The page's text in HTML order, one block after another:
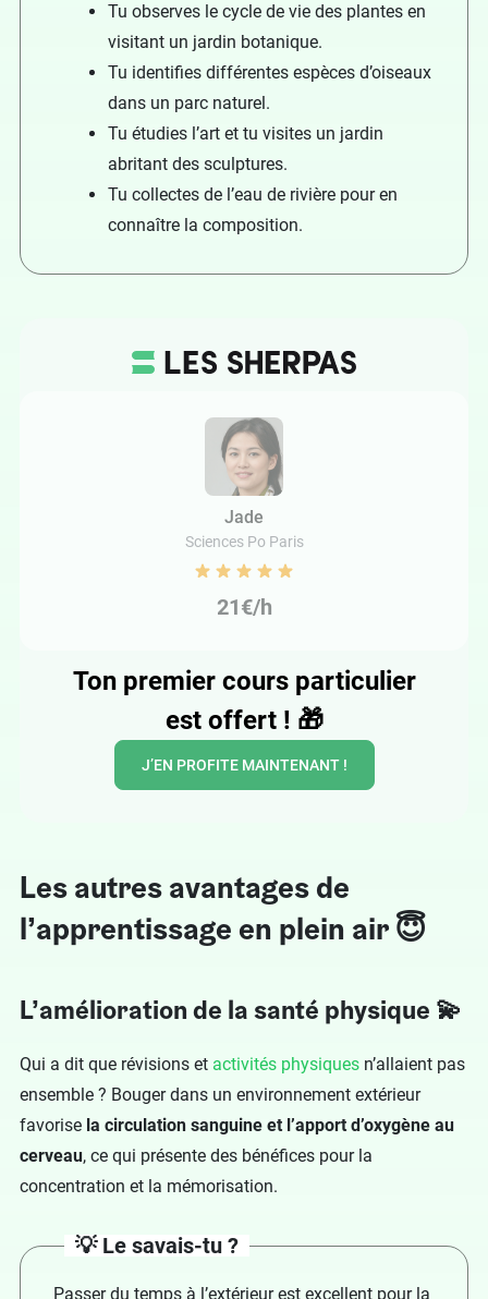
Tu observes le cycle de vie des plantes en
visitant un jardin botanique.
Tu identifies différentes espèces d’oiseaux
dans un parc naturel.
Tu étudies l’art et tu visites un jardin
abritant des sculptures.
Tu collectes de l’eau de rivière pour en
connaître la composition.
Jade
Sciences Po Paris
21€/h
Ton premier cours particulier
est offert ! 🎁
J’EN PROFITE MAINTENANT !
Les autres avantages de
l’apprentissage en plein air 😇
L’amélioration de la santé physique 💫
Qui a dit que révisions et activités physiques n’allaient pas
ensemble ? Bouger dans un environnement extérieur
favorise la circulation sanguine et l’apport d’oxygène au
cerveau, ce qui présente des bénéfices pour la
concentration et la mémorisation.
💡 Le savais-tu ?
Passer du temps à l’extérieur est excellent pour la